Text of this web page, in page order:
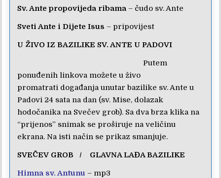
Sv. Ante propovijeda ribama – čudo sv. Ante
Sveti Ante i Dijete Isus – pripovijest
U ŽIVO IZ BAZILIKE SV. ANTE U PADOVI
Putem
ponuđenih linkova možete u živo
promatrati događanja unutar bazilike sv. Ante u
Padovi 24 sata na dan (sv. Mise, dolazak
hodočanika na Svečev grob). Sa dva brza klika na
“prijenos” snimak se proširuje na veličinu
ekrana. Na isti način se prikaz smanjuje.
SVEČEV GROB / GLAVNA LAĐA BAZILIKE
Himna sv. Antunu – mp3